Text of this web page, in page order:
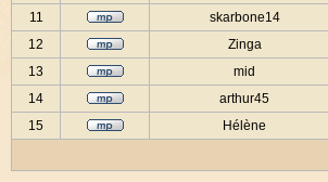
11
skarbone14
12
Zinga
13
mid
14
arthur45
15
Hélène